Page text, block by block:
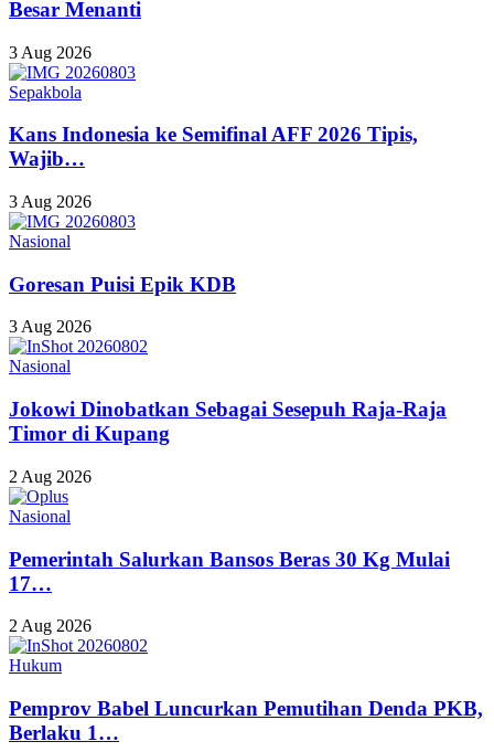
Besar Menanti
3 Aug 2026
Sepakbola
Kans Indonesia ke Semifinal AFF 2026 Tipis,
Wajib…
3 Aug 2026
Nasional
Goresan Puisi Epik KDB
3 Aug 2026
Nasional
Jokowi Dinobatkan Sebagai Sesepuh Raja-Raja
Timor di Kupang
2 Aug 2026
Nasional
Pemerintah Salurkan Bansos Beras 30 Kg Mulai
17…
2 Aug 2026
Hukum
Pemprov Babel Luncurkan Pemutihan Denda PKB,
Berlaku 1…